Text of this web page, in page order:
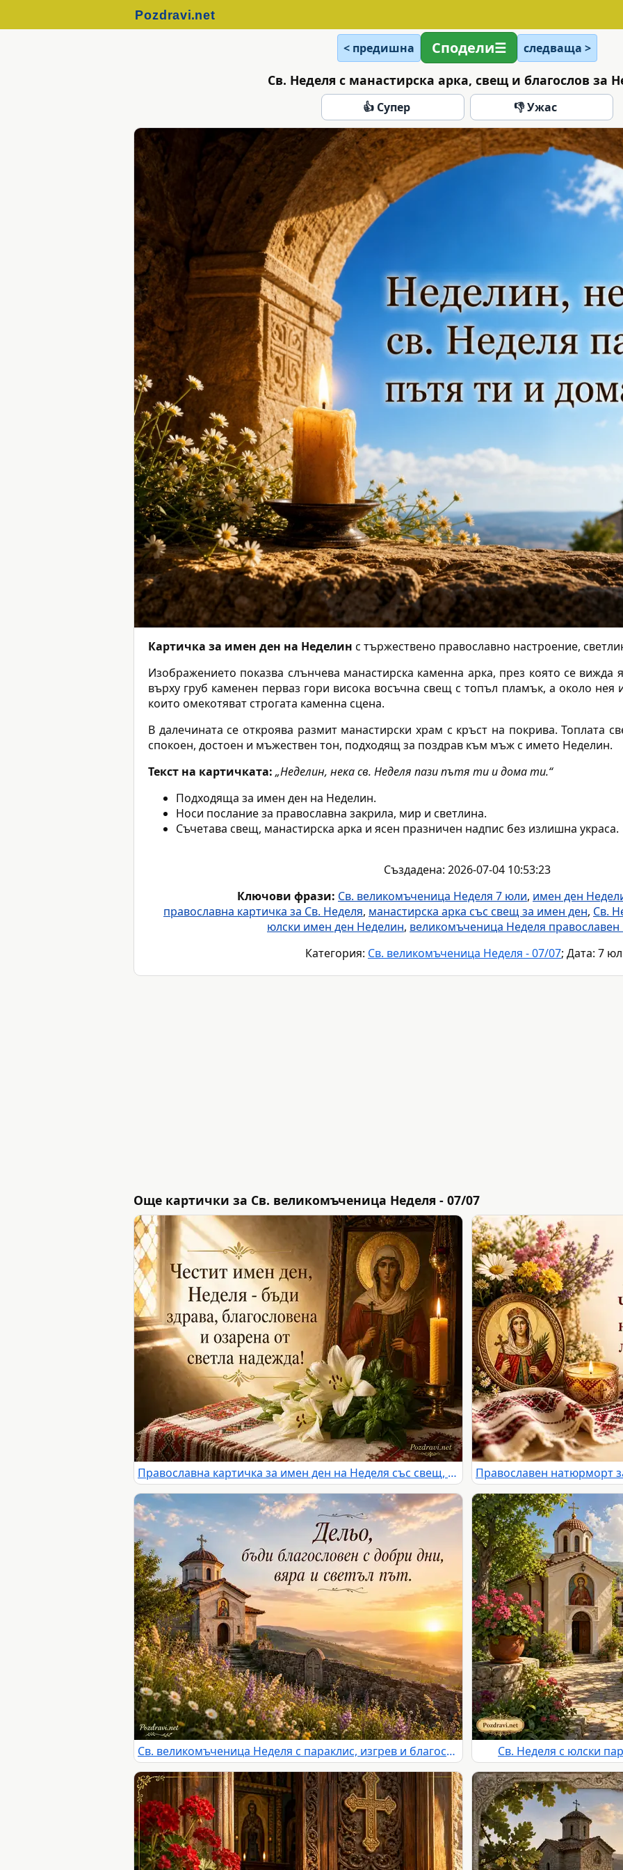
< предишна Сподели следваща >
Св. Неделя с манастирска арка, свещ и благослов за
👍 Супер 👎 Ужас
Картичка за имен ден на Неделин с тържествено православно настроение,
Изображението показва слънчева манастирска каменна арка, през която се вижда
върху груб каменен перваз гори висока восъчна свещ с топъл пламък, а около нея
които омекотяват строгата каменна сцена.
В далечината се откроява размит манастирски храм с кръст на покрива. Топлата
спокоен, достоен и мъжествен тон, подходящ за поздрав към мъж с името Неделин.
Текст на картичката: „Неделин, нека св. Неделя пази пътя ти и дома ти.“
Подходяща за имен ден на Неделин.
Носи послание за православна закрила, мир и светлина.
Съчетава свещ, манастирска арка и ясен празничен надпис без излишна украса.
Създадена: 2026-07-04 10:53:23
Ключови фрази: Св. великомъченица Неделя 7 юли, имен ден
православна картичка за Св. Неделя, манастирска арка със свещ за имен ден, Св.
юлски имен ден Неделин, великомъченица Неделя православен
Категория: Св. великомъченица Неделя - 07/07; Дата: 7
Още картички за Св. великомъченица Неделя - 07/07
Православна картичка за имен ден на Неделя със свещ, лилии и икона
Св. великомъченица Неделя с параклис, изгрев и благословия за Дельо Св. Неделя с юлски